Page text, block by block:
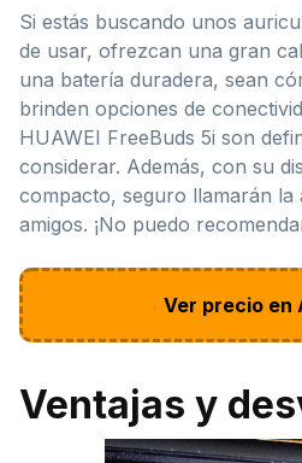
Si estás buscando unos
de usar, ofrezcan una gran
una batería duradera, sean
brinden opciones de
HUAWEI FreeBuds 5i son
considerar. Además, con su
compacto, seguro llamarán la
amigos. ¡No puedo
Ver precio en
Ventajas y